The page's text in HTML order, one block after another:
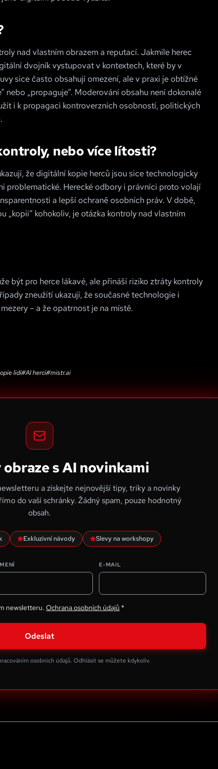
nad vlastním obrazem a reputací. Jakmile herec
dvojník vystupovat v kontextech, které by v
sice často obsahují omezení, ale v praxi je obtížné
nebo „propaguje“. Moderování obsahu není dokonalé
i k propagaci kontroverzních osobností, politických
nebo více lítosti?
že digitální kopie herců jsou sice technologicky
problematické. Herecké odbory i právníci proto volají
a lepší ochraně osobních práv. V době,
„kopii“ kohokoliv, je otázka kontroly nad vlastním
být pro herce lákavé, ale přináší riziko ztráty kontroly
zneužití ukazují, že současné technologie i
– a že opatrnost je na místě.
lidí#AI herci#mistr.ai
s AI novinkami
a získejte nejnovější tipy, triky a novinky
do vaší schránky. Žádný spam, pouze hodnotný
obsah.
Exkluzivní návody Slevy na workshopy
E-MAIL
newsletteru. Ochrana osobních údajů *
Odeslat
osobních údajů. Odhlásit se můžete kdykoliv.